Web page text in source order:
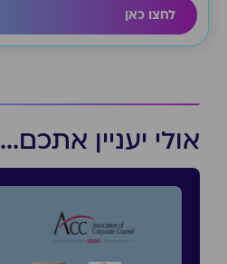
לחצו כאן
אולי יעניין אתכם...